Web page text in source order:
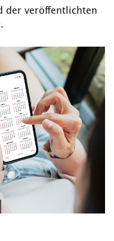
der veröffentlichten